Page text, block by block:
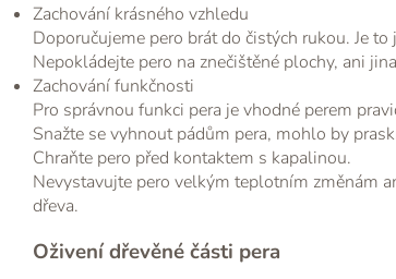
Zachování krásného vzhledu
Doporučujeme pero brát do čistých rukou. Je
Nepokládejte pero na znečištěné plochy, ani
Zachování funkčnosti
Pro správnou funkci pera je vhodné perem
Snažte se vyhnout pádům pera, mohlo by
Chraňte pero před kontaktem s kapalinou.
Nevystavujte pero velkým teplotním změnám
dřeva.
Oživení dřevěné části pera